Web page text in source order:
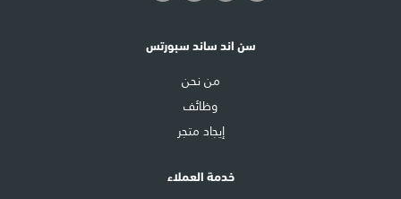
سن اند ساند سبورتس
من نحن
وظائف
إيجاد متجر
خدمة العملاء